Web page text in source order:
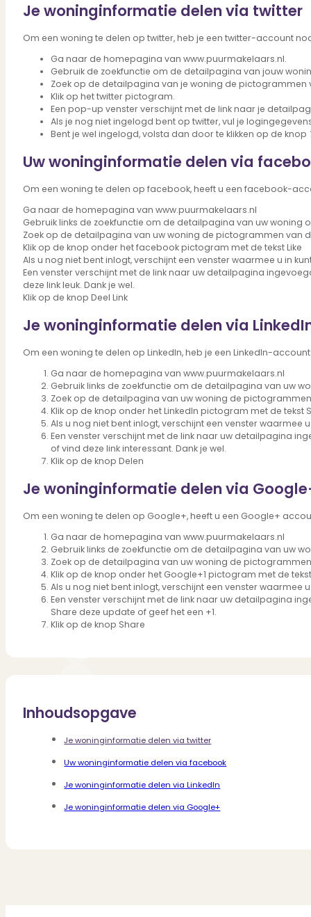
Samen vinden wij jouw droomwoning
Voldoe aan alle wettelijke eisen
Stille Verkoop
Verkoop jouw huis discreet..
Nieuwbouw verkopen
Vraagt om specialistische kennis...
Verhuren
Verhuur uw woning via ons netwerk
Huurwoningen én beheer op maat
Verbouwen
Wil jij jouw huis renoveren? Geen probleem!
Bekijk het overzicht van alle diensten..
Over PUUR*
Over PUUR*
Ons team
Leer ons beter kennen..
Werken bij PUUR*
Kom jij ons team versterken?
Onze vestigingen
De kracht van 6 vestigingen!
Beoordelingen
Dit zeggen klanten over ons
Partners
Verenigingen
PUUR* is aangesloten bij...
Je woninginformatie delen via twitter
Om een woning te delen op twitter, heb je een twitter-account
Ga naar de homepagina van www.puurmakelaars.nl.
Gebruik de zoekfunctie om de detailpagina van jouw
Zoek op de detailpagina van je woning de pictogrammen
Klik op het twitter pictogram.
Een pop-up venster verschijnt met de link naar je
Als je nog niet ingelogd bent op twitter, vul je
Bent je wel ingelogd, volsta dan door te klikken op de knop
Uw woninginformatie delen via
Om een woning te delen op facebook, heeft u een facebook-
Ga naar de homepagina van www.puurmakelaars.nl
Gebruik links de zoekfunctie om de detailpagina van uw woning
Zoek op de detailpagina van uw woning de pictogrammen van
Klik op de knop onder het facebook pictogram met de tekst Like
Als u nog niet bent inlogt, verschijnt een venster waarmee u in
Een venster verschijnt met de link naar uw detailpagina
deze link leuk. Dank je wel.
Klik op de knop Deel Link
Je woninginformatie delen via
Om een woning te delen op LinkedIn, heb je een LinkedIn-
Ga naar de homepagina van www.puurmakelaars.nl
Gebruik links de zoekfunctie om de detailpagina van uw
Zoek op de detailpagina van uw woning de
Klik op de knop onder het LinkedIn pictogram met de tekst
Als u nog niet bent inlogt, verschijnt een venster waarmee
Een venster verschijnt met de link naar uw detailpagina
of vind deze link interessant. Dank je wel.
Klik op de knop Delen
Je woninginformatie delen via
Om een woning te delen op Google+, heeft u een Google+
Ga naar de homepagina van www.puurmakelaars.nl
Gebruik links de zoekfunctie om de detailpagina van uw
Zoek op de detailpagina van uw woning de
Klik op de knop onder het Google+1 pictogram met de tekst
Als u nog niet bent inlogt, verschijnt een venster waarmee
Een venster verschijnt met de link naar uw detailpagina
Share deze update of geef het een +1.
Klik op de knop Share
Inhoudsopgave
Je woninginformatie delen via twitter
Uw woninginformatie delen via facebook
Je woninginformatie delen via LinkedIn
Je woninginformatie delen via Google+